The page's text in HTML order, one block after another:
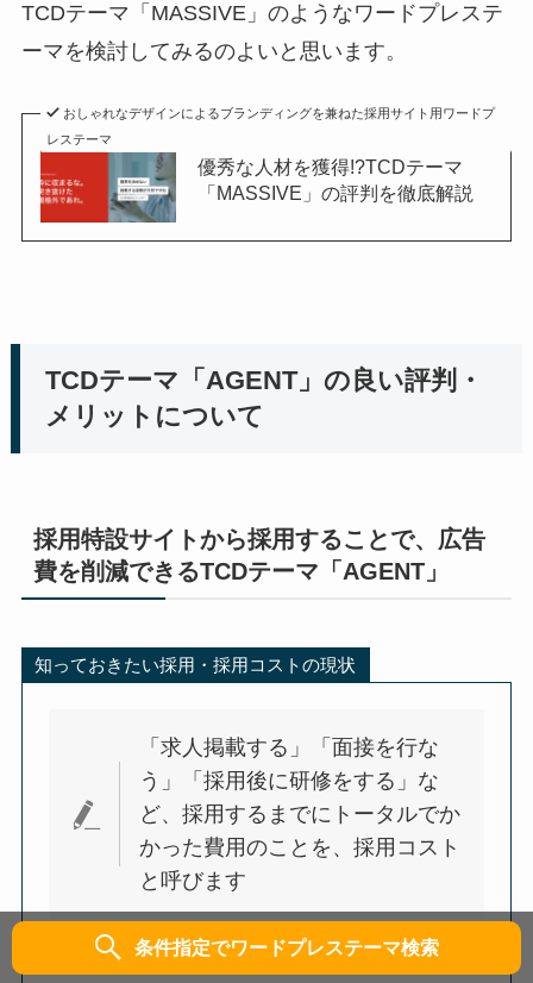
条件指定でワードプレステーマ検索
TCDテーマ「MASSIVE」のようなワードプレステ
ーマを検討してみるのよいと思います。
おしゃれなデザインによるブランディングを兼ねた採用サイト用ワードプ
レステーマ
優秀な人材を獲得!?TCDテーマ
「MASSIVE」の評判を徹底解説
TCDテーマ「AGENT」の良い評判・
メリットについて
採用特設サイトから採用することで、広告
費を削減できるTCDテーマ「AGENT」
知っておきたい採用・採用コストの現状
「求人掲載する」「面接を行な
う」「採用後に研修をする」な
ど、採用するまでにトータルでか
かった費用のことを、採用コスト
と呼びます
企業にマッチした優秀な人材を確保するため